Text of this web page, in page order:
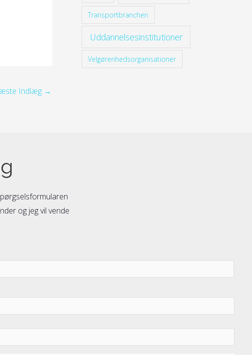
Indlæg →
Transportbranchen
Uddannelsesinstitutioner
Velgørenhedsorganisationer
og jeg vil vende